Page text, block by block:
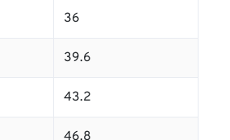
36
39.6
43.2
46.8